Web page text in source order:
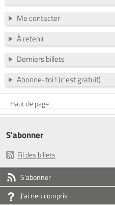
Me contacter
À retenir
Derniers billets
Abonne-toi ! (c'est gratuit)
Haut de page
S'abonner
Fil des billets
S'abonner
J'ai rien compris